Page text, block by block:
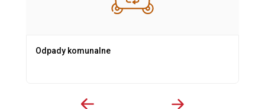
Odpady komunalne